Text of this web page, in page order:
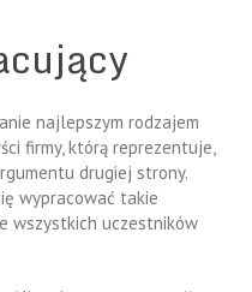
najlepszym rodzajem
firmy, którą reprezentuje,
drugiej strony.
wypracować takie
wszystkich uczestników